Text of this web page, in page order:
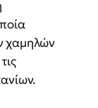
χαμηλών